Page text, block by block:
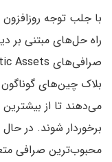
با جلب توجه
راه حل‌های مبتنی بر
بلاک چین‌های
می‌دهند تا از
محبوب‌ترین صرافی